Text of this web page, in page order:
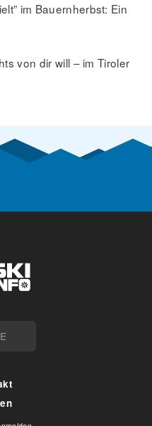
im Bauernherbst: Ein
von dir will – im Tiroler